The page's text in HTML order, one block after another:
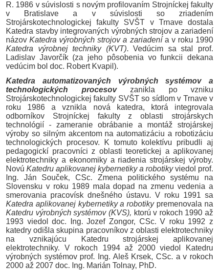
R. 1986 v súvislosti s novým profilovaním Strojníckej fakulty
v Bratislave a v súvislosti so zriadením
Strojárskotechnologickej fakulty SVŠT v Trnave dostala
Katedra stavby integrovaných výrobných strojov a zariadení
názovKatedra výrobných strojov a zariadenía v roku 1990
Katedra výrobnej techniky (KVT). Vedúcim sa stal prof.
Ladislav Javorčík(za jeho pôsobenia vo funkcii dekana
vedúcim bol doc. Robert Kvapil ).
Katedra automatizovaných výrobných systémov a
technologických procesovzanikla po vzniku
Strojárskotechnologickej fakulty SVŠT so sídlom v Trnave v
roku 1986 a vznikla nová katedra, ktorá integrovala
odborníkov Strojníckej fakulty z oblasti strojárskych
technológií - zameranie obrábanie a montáž strojárskej
výroby so silným akcentom na automatizáciu a robotizáciu
technologických procesov. K tomuto kolektívu pribudli aj
pedagogickí pracovníci z oblasti teoretickej a aplikovanej
elektrotechniky a ekonomiky a riadenia strojárskej výroby.
Novú Katedru aplikovanej kybernetiky a robotikyviedol prof.
Ing. Ján Souček, CSc. Zmena politického systému na
Slovensku v roku 1989 mala dopad na zmenu vedenia a
smerovania pracovísk dnešného ústavu. V roku 1991 sa
Katedra aplikovanej kybernetiky a robotiky premenovala na
Katedru výrobných systémov (KVS), ktorú v rokoch 1990 až
1993 viedol doc. Ing. Jozef Zongor, CSc. V roku 1992 z
katedry odišla skupina pracovníkov z oblasti elektrotechniky
na vznikajúcu Katedru strojárskej aplikovanej
elektrotechniky. V rokoch 1994 až 2000 viedol Katedru
výrobných systémov prof. Ing. Aleš Krsek, CSc. a v rokoch
2000 až 2007 doc. Ing. Marián Tolnay, PhD.